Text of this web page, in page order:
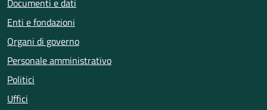
Documenti e dati
Enti e fondazioni
Organi di governo
Personale amministrativo
Politici
Uffici